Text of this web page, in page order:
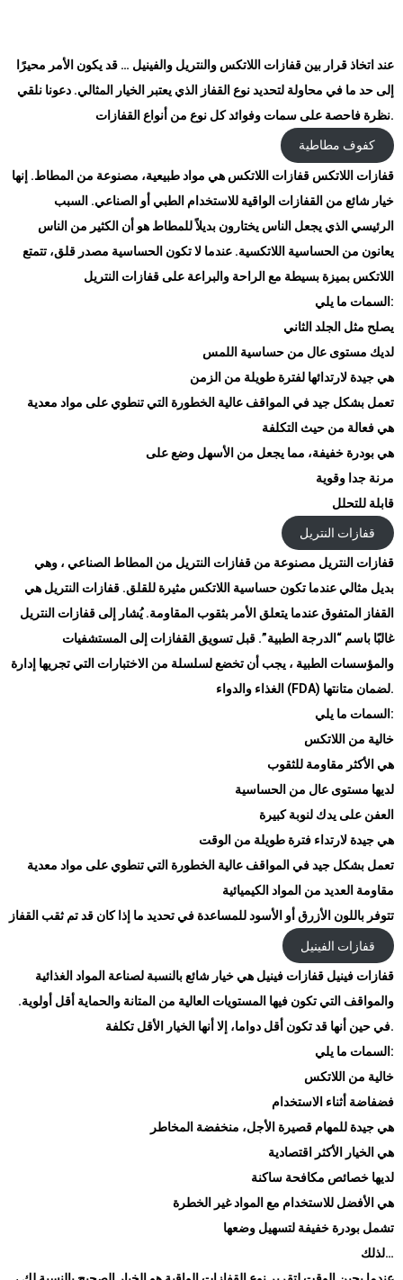
عند اتخاذ قرار بين قفازات اللاتكس والنتريل والفينيل … قد يكون الأمر محيرًا
إلى حد ما في محاولة لتحديد نوع القفاز الذي يعتبر الخيار المثالي. دعونا نلقي
نظرة فاحصة على سمات وفوائد كل نوع من أنواع القفازات.
كفوف مطاطية
قفازات اللاتكس قفازات اللاتكس هي مواد طبيعية، مصنوعة من المطاط. إنها
خيار شائع من القفازات الواقية للاستخدام الطبي أو الصناعي. السبب
الرئيسي الذي يجعل الناس يختارون بديلاً للمطاط هو أن الكثير من الناس
يعانون من الحساسية اللاتكسية. عندما لا تكون الحساسية مصدر قلق، تتمتع
اللاتكس بميزة بسيطة مع الراحة والبراعة على قفازات النتريل
السمات ما يلي :
يصلح مثل الجلد الثاني
لديك مستوى عال من حساسية اللمس
هي جيدة لارتدائها لفترة طويلة من الزمن
تعمل بشكل جيد في المواقف عالية الخطورة التي تنطوي على مواد معدية
هي فعالة من حيث التكلفة
هي بودرة خفيفة، مما يجعل من الأسهل وضع على
مرنة جدا وقوية
قابلة للتحلل
قفازات النتريل
قفازات النتريل مصنوعة من قفازات النتريل من المطاط الصناعي ، وهي
بديل مثالي عندما تكون حساسية اللاتكس مثيرة للقلق. قفازات النتريل هي
القفاز المتفوق عندما يتعلق الأمر بثقوب المقاومة. يُشار إلى قفازات النتريل
غالبًا باسم “الدرجة الطبية”. قبل تسويق القفازات إلى المستشفيات
والمؤسسات الطبية ، يجب أن تخضع لسلسلة من الاختبارات التي تجريها إدارة
الغذاء والدواء (FDA) لضمان متانتها.
السمات ما يلي :
خالية من اللاتكس
هي الأكثر مقاومة للثقوب
لديها مستوى عال من الحساسية
العفن على يدك لنوبة كبيرة
هي جيدة لارتداء فترة طويلة من الوقت
تعمل بشكل جيد في المواقف عالية الخطورة التي تنطوي على مواد معدية
مقاومة العديد من المواد الكيميائية
تتوفر باللون الأزرق أو الأسود للمساعدة في تحديد ما إذا كان قد تم ثقب القفاز
قفازات الفينيل
قفازات فينيل قفازات فينيل هي خيار شائع بالنسبة لصناعة المواد الغذائية
والمواقف التي تكون فيها المستويات العالية من المتانة والحماية أقل أولوية.
في حين أنها قد تكون أقل دواما، إلا أنها الخيار الأقل تكلفة.
السمات ما يلي :
خالية من اللاتكس
فضفاضة أثناء الاستخدام
هي جيدة للمهام قصيرة الأجل، منخفضة المخاطر
هي الخيار الأكثر اقتصادية
لديها خصائص مكافحة ساكنة
هي الأفضل للاستخدام مع المواد غير الخطرة
تشمل بودرة خفيفة لتسهيل وضعها
لذلك…